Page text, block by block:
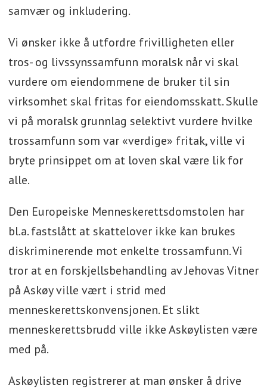
samvær og inkludering.
Vi ønsker ikke å utfordre frivilligheten eller
tros- og livssynssamfunn moralsk når vi skal
vurdere om eiendommene de bruker til sin
virksomhet skal fritas for eiendomsskatt. Skulle
vi på moralsk grunnlag selektivt vurdere hvilke
trossamfunn som var «verdige» fritak, ville vi
bryte prinsippet om at loven skal være lik for
alle.
Den Europeiske Menneskerettsdomstolen har
bl.a. fastslått at skattelover ikke kan brukes
diskriminerende mot enkelte trossamfunn. Vi
tror at en forskjellsbehandling av Jehovas Vitner
på Askøy ville vært i strid med
menneskerettskonvensjonen. Et slikt
menneskerettsbrudd ville ikke Askøylisten være
med på.
Askøylisten registrerer at man ønsker å drive